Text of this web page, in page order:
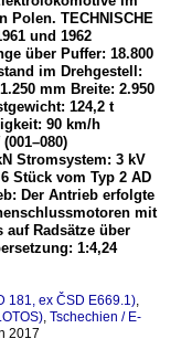
Polen. TECHNISCHE
und 1962
über Puffer: 18.800
im Drehgestell:
mm Breite: 2.950
124,2 t
90 km/h
Stromsystem: 3 kV
Stück vom Typ 2 AD
Der Antrieb erfolgte
mit
auf Radsätze über
1:4,24
181, ex ČSD E669.1),
, Tschechien / E-
2017